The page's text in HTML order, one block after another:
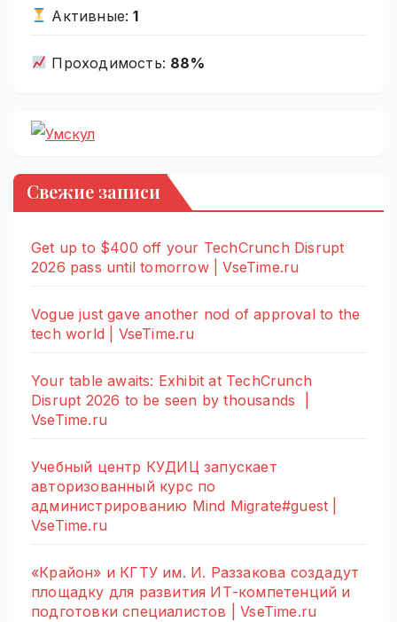
Активные:1
Проходимость: 88%
Свежие записи
Get up to $400 off your TechCrunch Disrupt
2026 pass until tomorrow | VseTime.ru
Vogue just gave another nod of approval to the
tech world | VseTime.ru
Your table awaits: Exhibit at TechCrunch
Disrupt 2026 to be seen by thousands |
VseTime.ru
Учебный центр КУДИЦ запускает
авторизованный курс по
администрированию Mind Migrate#guest |
VseTime.ru
«Крайон» и КГТУ им. И. Раззакова создадут
площадку для развития ИТ-компетенций и
подготовки специалистов | VseTime.ru